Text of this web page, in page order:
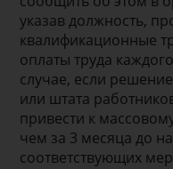
указав должность,
квалификационные
оплаты труда
случае, если
или штата
привести к
чем за 3 месяца до
соответствующих